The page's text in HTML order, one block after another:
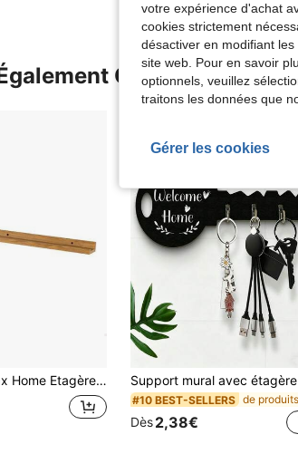
Consultés
cm, supporte jusqu'à 5 kg, avec étagère effet bois de chêne naturel, flottante, longue, fixations invisibles, design moderne, minimaliste, décoration, rangement.
#10 BEST-SELLERS
Dès2,38€
votre expérience d'achat
cookies strictement
désactiver en modifiant
site web. Pour en savoir
optionnels, veuillez
traitons les données que
Gérer les cookies